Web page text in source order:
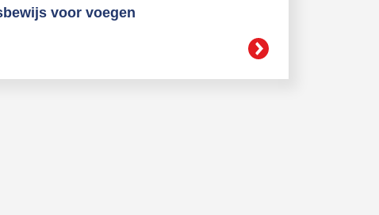
voor voegen